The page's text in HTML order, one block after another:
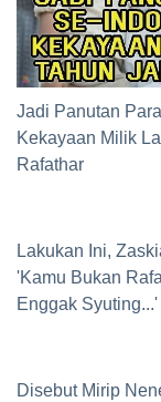
Jadi Panutan
Kekayaan Milik
Rafathar
Lakukan Ini,
'Kamu Bukan
Enggak Syuting...'
Disebut Mirip